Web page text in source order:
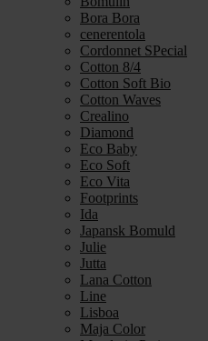
Bora Bora
cenerentola
Cordonnet SPecial
Cotton 8/4
Cotton Soft Bio
Cotton Waves
Crealino
Diamond
Eco Baby
Eco Soft
Eco Vita
Footprints
Ida
Japansk Bomuld
Julie
Jutta
Lana Cotton
Line
Lisboa
Maja Color